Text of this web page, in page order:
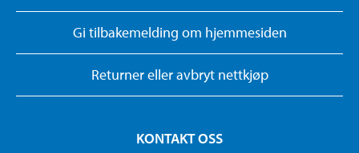
Gi tilbakemelding om hjemmesiden
Returner eller avbryt nettkjøp
KONTAKT OSS